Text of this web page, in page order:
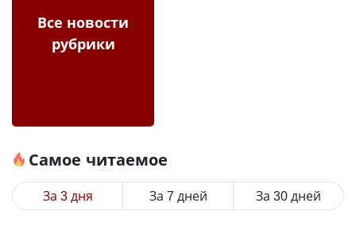
Все новости
рубрики
Самое читаемое
За 3 дня За 7 дней За 30 дней